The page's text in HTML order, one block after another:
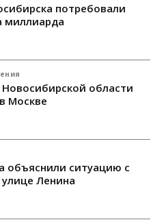
потребовали
миллиарда
области
Москве
объяснили ситуацию с
Ленина